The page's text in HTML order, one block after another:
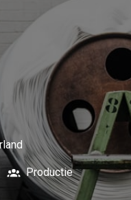
Productie